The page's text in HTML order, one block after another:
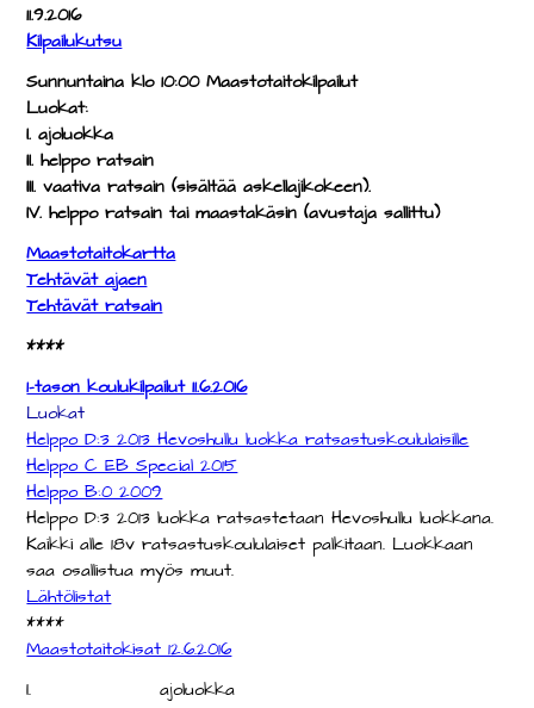
11.9.2016
Kilpailukutsu
Sunnuntaina klo 10:00 Maastotaitokilpailut
Luokat:
I. ajoluokka
II. helppo ratsain
III. vaativa ratsain (sisältää askellajikokeen).
IV. helppo ratsain tai maastakäsin (avustaja sallittu)
Maastotaitokartta
Tehtävät ajaen
Tehtävät ratsain
****
1-tason koulukilpailut 11.6.2016
Luokat
Helppo D:3 2013 Hevoshullu luokka ratsastuskoululaisille
Helppo C EB Special 2015
Helppo B:0 2009
Helppo D:3 2013 luokka ratsastetaan Hevoshullu luokkana.
Kaikki alle 18v ratsastuskoululaiset palkitaan. Luokkaan
saa osallistua myös muut.
Lähtölistat
****
Maastotaitokisat 12.6.2016
I.
ajoluokka